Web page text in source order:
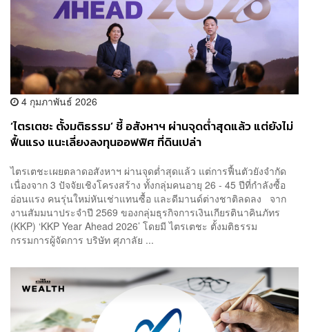
4 กุมภาพันธ์ 2026
‘ไตรเตชะ ตั้งมติธรรม’ ชี้ อสังหาฯ ผ่านจุดต่ำสุดแล้ว แต่ยังไม่
ฟื้นแรง แนะเลี่ยงลงทุนออฟฟิศ ที่ดินเปล่า
ไตรเตชะเผยตลาดอสังหาฯ ผ่านจุดต่ำสุดแล้ว แต่การฟื้นตัวยังจำกัด
เนื่องจาก 3 ปัจจัยเชิงโครงสร้าง ทั้งกลุ่มคนอายุ 26 - 45 ปีที่กำลังซื้อ
อ่อนแรง คนรุ่นใหม่หันเช่าแทนซื้อ และดีมานด์ต่างชาติลดลง จาก
งานสัมมนาประจำปี 2569 ของกลุ่มธุรกิจการเงินเกียรตินาคินภัทร
(KKP) ‘KKP Year Ahead 2026’ โดยมี ไตรเตชะ ตั้งมติธรรม
กรรมการผู้จัดการ บริษัท ศุภาลัย ...